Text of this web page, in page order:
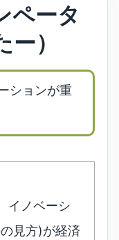
ペータ
）
ションが重
イノベーシ
見方)が経済